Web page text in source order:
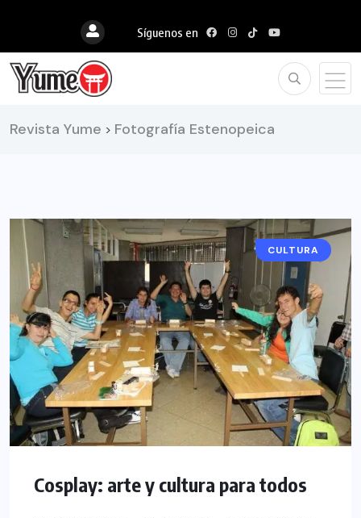
Síguenos en
Revista Yume > Fotografía Estenopeica
CULTURA
Cosplay: arte y cultura para todos